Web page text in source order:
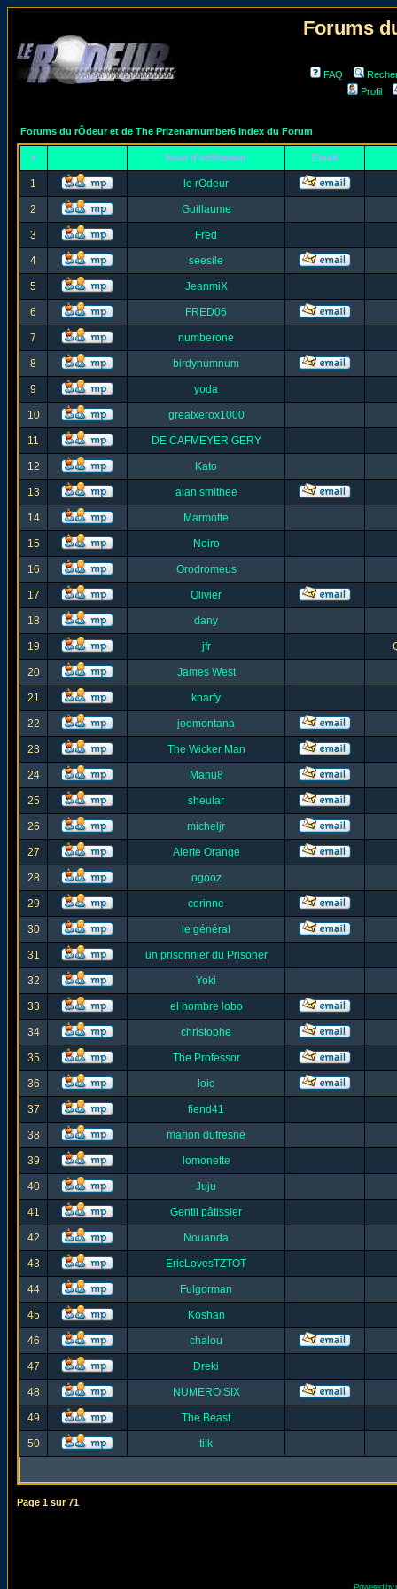
Forums
FAQ
Profil
Forums du rÔdeur et de The Prizenarnumber6 Index du Forum
# Nom d'utilisateur Email
1 le rOdeur
2 Guillaume
3 Fred
4 seesile
5 JeanmiX
6 FRED06
7 numberone
8 birdynumnum
9 yoda
10 greatxerox1000
11 DE CAFMEYER GERY
12 Kato
13 alan smithee
14 Marmotte
15 Noiro
16 Orodromeus
17 Olivier
18 dany
19 jfr
20 James West
21 knarfy
22 joemontana
23 The Wicker Man
24 Manu8
25 sheular
26 micheljr
27 Alerte Orange
28 ogooz
29 corinne
30 le général
31 un prisonnier du Prisoner
32 Yoki
33 el hombre lobo
34 christophe
35 The Professor
36 loic
37 fiend41
38 marion dufresne
39 lomonette
40 Juju
41 Gentil pâtissier
42 Nouanda
43 EricLovesTZTOT
44 Fulgorman
45 Koshan
46 chalou
47 Dreki
48 NUMERO SIX
49 The Beast
50 tilk
Page 1 sur71
Powered by